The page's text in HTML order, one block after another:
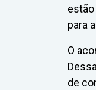
estão
para
O
de